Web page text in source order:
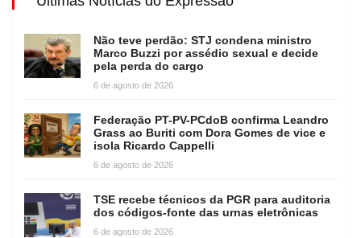
Não teve perdão: STJ condena ministro
Marco Buzzi por assédio sexual e decide
pela perda do cargo
6 de agosto de 2026
Federação PT-PV-PCdoB confirma Leandro
Grass ao Buriti com Dora Gomes de vice e
isola Ricardo Cappelli
6 de agosto de 2026
TSE recebe técnicos da PGR para auditoria
dos códigos-fonte das urnas eletrônicas
6 de agosto de 2026